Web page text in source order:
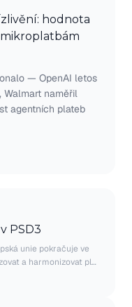
hodnota
— OpenAI letos
naměřil
agentních plateb
PSD3
unie pokračuje ve
a harmonizovat pl…